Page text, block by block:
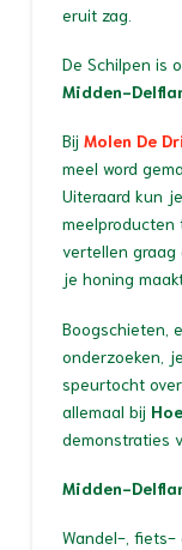
eruit zag.
De Schilpen is
Midden-
Bij Molen De
meel word
Uiteraard kun
meelproducten
vertellen graag
je honing
Boogschieten,
onderzoeken,
speurtocht
allemaal bij
demonstraties
Midden-
Wandel-, fiets-